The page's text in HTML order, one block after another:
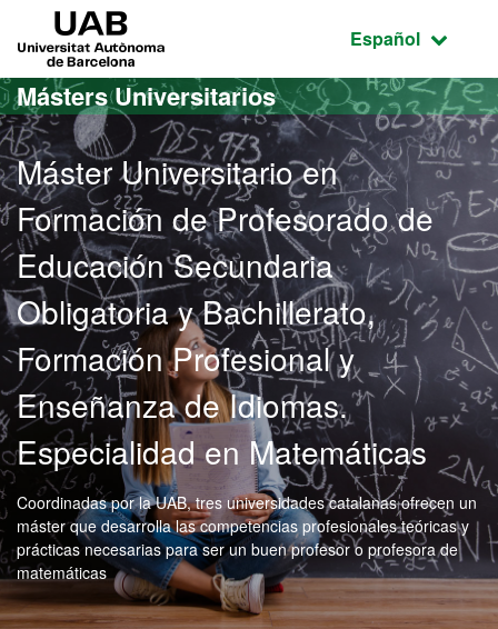
Acceso al contenido principal
Acceso a la navegación de la página
Idioma
Español
Másters Universitarios
Máster Universitario en
Formación de Profesorado de
Educación Secundaria
Obligatoria y Bachillerato,
Formación Profesional y
Enseñanza de Idiomas.
Especialidad en Matemáticas
Coordinadas por la UAB, tres universidades catalanas ofrecen un
máster que desarrolla las competencias profesionales teóricas y
prácticas necesarias para ser un buen profesor o profesora de
matemáticas